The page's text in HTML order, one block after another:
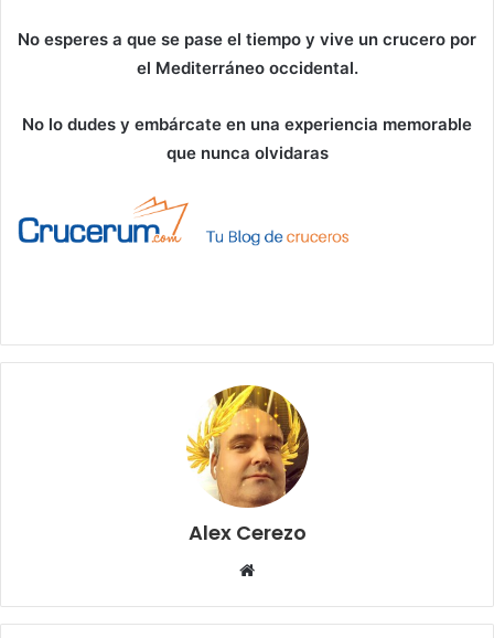
No esperes a que se pase el tiempo y vive un crucero por
el Mediterráneo occidental.
No lo dudes y embárcate en una experiencia memorable
que nunca olvidaras
Alex Cerezo
Sitio